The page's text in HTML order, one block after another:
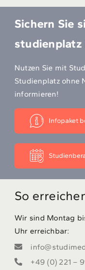
Sichern Sie
studien­platz
Nutzen Sie mit
Studienplatz ohne
informieren!
Infopaket
So
Wir sind Montag
Uhr erreichbar:
+49 (0) 221 –